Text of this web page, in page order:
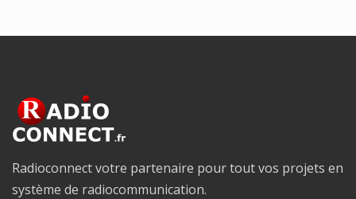
Radioconnect votre partenaire pour tout vos projets en
système de radiocommunication.